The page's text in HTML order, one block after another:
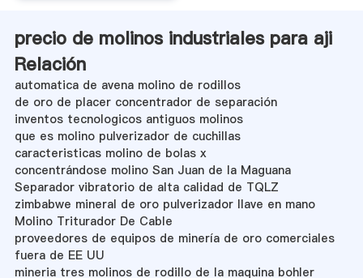
precio de molinos industriales para aji
Relación
automatica de avena molino de rodillos
de oro de placer concentrador de separación
inventos tecnologicos antiguos molinos
que es molino pulverizador de cuchillas
caracteristicas molino de bolas x
concentrándose molino San Juan de la Maguana
Separador vibratorio de alta calidad de TQLZ
zimbabwe mineral de oro pulverizador llave en mano
Molino Triturador De Cable
proveedores de equipos de minería de oro comerciales
fuera de EE UU
mineria tres molinos de rodillo de la maquina bohler